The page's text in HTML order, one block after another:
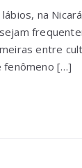
na
entre
fenômeno […]